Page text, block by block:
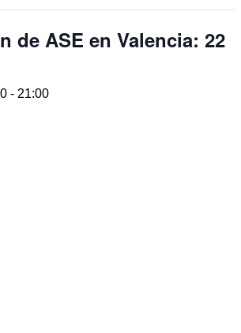
de ASE en Valencia: 22
- 21:00